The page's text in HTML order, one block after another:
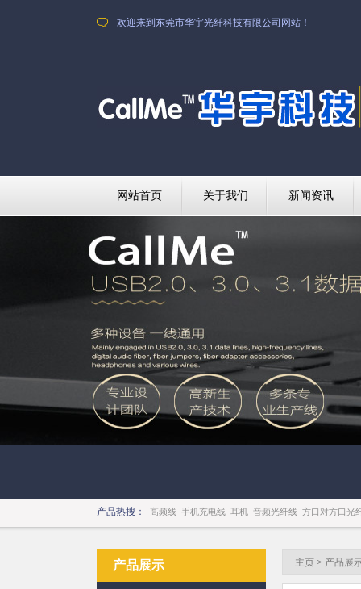
欢迎来到东莞市华宇光纤科技有限公司网站！
网站首页 关于我们 新闻资讯
产品热搜： 高频线 手机充电线 耳机 音频光纤线 方口对方口光
产品展示 主页 > 产品展